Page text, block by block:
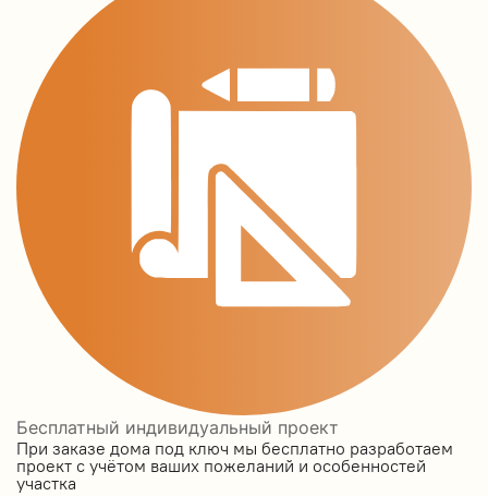
Бесплатный индивидуальный проект
При заказе дома под ключ мы бесплатно разработаем
проект с учётом ваших пожеланий и особенностей
участка